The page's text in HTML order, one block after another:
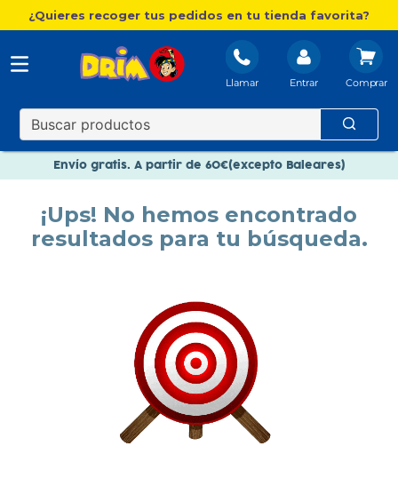
¿Quieres recoger tus pedidos en tu tienda favorita?
Llamar Entrar
Envío gratis. A partir de 60€(excepto Baleares)
Nuevo catálogo Aire Libre
Paga en 3 plazos sin intereses
¡Ups! No hemos encontrado
resultados para tu búsqueda.